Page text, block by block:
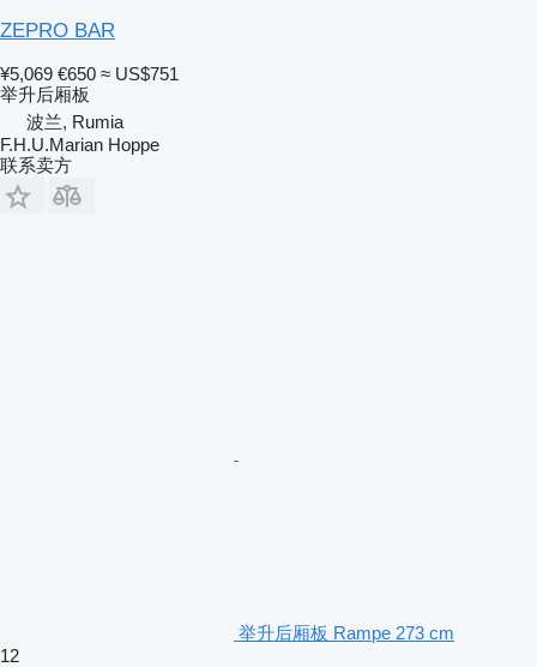
ZEPRO BAR
¥5,069 €650 ≈ US$751
举升后厢板
波兰, Rumia
F.H.U.Marian Hoppe
联系卖方
举升后厢板 Rampe 273 cm
12